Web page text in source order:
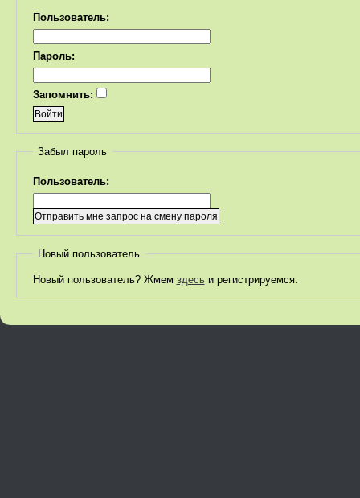
Пользователь:
Пароль:
Запомнить:
Забыл пароль
Пользователь:
Новый пользователь
Новый пользователь? Жмем здесьи регистрируемся.